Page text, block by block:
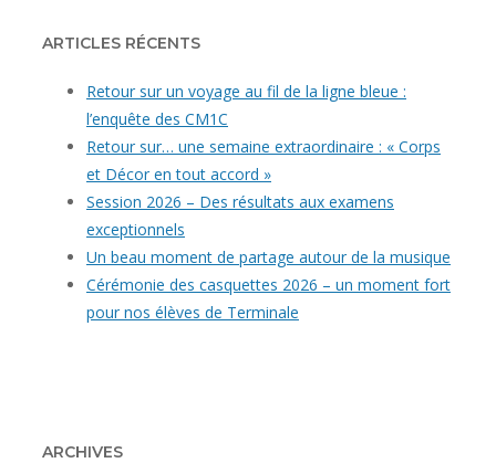
ARTICLES RÉCENTS
Retour sur un voyage au fil de la ligne bleue :
l’enquête des CM1C
Retour sur… une semaine extraordinaire : « Corps
et Décor en tout accord »
Session 2026 – Des résultats aux examens
exceptionnels
Un beau moment de partage autour de la musique
Cérémonie des casquettes 2026 – un moment fort
pour nos élèves de Terminale
ARCHIVES